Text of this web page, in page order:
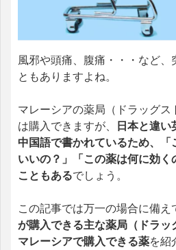
風邪や頭痛、腹痛・・・など、
ともありますよね。
マレーシアの薬局（ドラッグ
は購入できますが、
日本と違い
中国語で書かれているため、
いいの？」「この薬は何に効く
こともあるでしょう。
この記事では万一の場合に備え
が購入できる主な薬局（ドラッ
マレーシアで購入できる薬を紹